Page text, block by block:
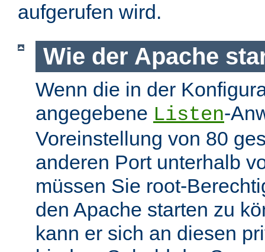
aufgerufen wird.
Wie der Apache
Wenn die in der
angegebene Listen-
Voreinstellung von 80
anderen Port unterhalb
müssen Sie root-
den Apache starten zu
kann er sich an diesen